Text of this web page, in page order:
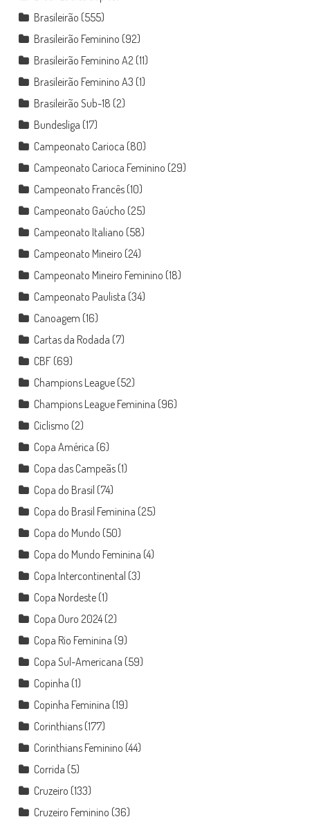
Brasileirão (555)
Brasileirão Feminino (92)
Brasileirão Feminino A2 (11)
Brasileirão Feminino A3 (1)
Brasileirão Sub-18 (2)
Bundesliga (17)
Campeonato Carioca (80)
Campeonato Carioca Feminino (29)
Campeonato Francês(10)
Campeonato Gaúcho (25)
Campeonato Italiano (58)
Campeonato Mineiro (24)
Campeonato Mineiro Feminino (18)
Campeonato Paulista (34)
Canoagem (16)
Cartas da Rodada (7)
CBF(69)
Champions League(52)
Champions League Feminina (96)
Ciclismo (2)
Copa América (6)
Copa das Campeãs(1)
Copa do Brasil (74)
Copa do Brasil Feminina (25)
Copa do Mundo (50)
Copa do Mundo Feminina (4)
Copa Intercontinental (3)
Copa Nordeste(1)
Copa Ouro 2024(2)
Copa Rio Feminina (9)
Copa Sul-Americana (59)
Copinha (1)
Copinha Feminina (19)
Corinthians(177)
Corinthians Feminino (44)
Corrida (5)
Cruzeiro (133)
Cruzeiro Feminino (36)